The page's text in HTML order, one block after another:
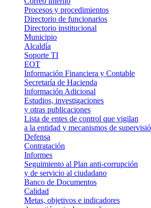
Procesos y procedimientos
Directorio de funcionarios
Directorio institucional
Municipio
Alcaldía
Soporte TI
EOT
Información Financiera y Contable
Secretaría de Hacienda
Información Adicional
Estudios, investigaciones
y otras publicaciones
Lista de entes de control que vigilan
a la entidad y mecanismos de
Defensa
Contratación
Informes
Seguimiento al Plan anti-corrupción
y de servicio al ciudadano
Banco de Documentos
Calidad
Metas, objetivos e indicadores